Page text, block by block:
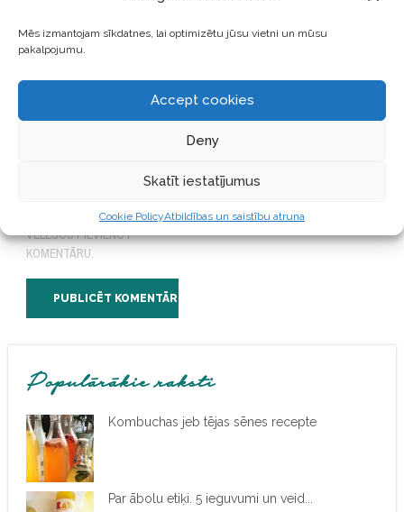
Mēs izmantojam sīkdatnes, lai optimizētu jūsu vietni un mūsu
pakalpojumu.
Accept cookies
Deny
Skatīt iestatījumus
Cookie PolicyAtbildības un saistību atruna
E-PASTA ADRESI UN VIETNI
NĀKAMAJAI REIZEI, KAD
VĒLĒŠOS PIEVIENOT
KOMENTĀRU.
Populārākie raksti
Kombuchas jeb tējas sēnes recepte
Par ābolu etiķi. 5 ieguvumi un veid...